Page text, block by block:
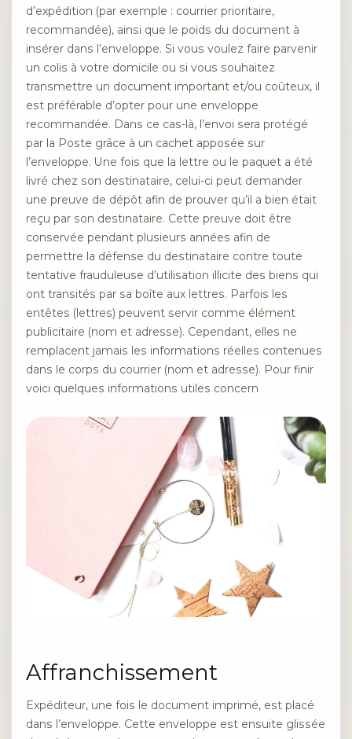
d’expédition (par exemple : courrier prioritaire,
recommandée), ainsi que le poids du document à
insérer dans l’enveloppe. Si vous voulez faire parvenir
un colis à votre domicile ou si vous souhaitez
transmettre un document important et/ou coûteux, il
est préférable d’opter pour une enveloppe
recommandée. Dans ce cas-là, l’envoi sera protégé
par la Poste grâce à un cachet apposée sur
l’enveloppe. Une fois que la lettre ou le paquet a été
livré chez son destinataire, celui-ci peut demander
une preuve de dépôt afin de prouver qu’il a bien était
reçu par son destinataire. Cette preuve doit être
conservée pendant plusieurs années afin de
permettre la défense du destinataire contre toute
tentative frauduleuse d’utilisation illicite des biens qui
ont transités par sa boîte aux lettres. Parfois les
entêtes (lettres) peuvent servir comme élément
publicitaire (nom et adresse). Cependant, elles ne
remplacent jamais les informations réelles contenues
dans le corps du courrier (nom et adresse). Pour finir
voici quelques informations utiles concern
Affranchissement
Expéditeur, une fois le document imprimé, est placé
dans l’enveloppe. Cette enveloppe est ensuite glissée